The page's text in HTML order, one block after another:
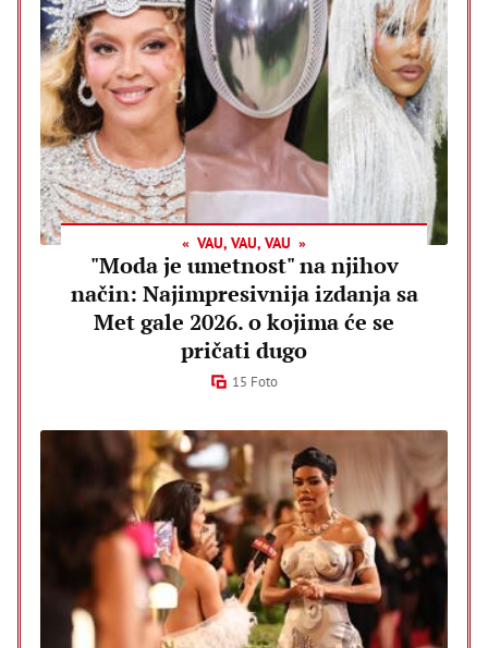
VAU, VAU, VAU
"Moda je umetnost" na njihov
način: Najimpresivnija izdanja sa
Met gale 2026. o kojima će se
pričati dugo
15 Foto